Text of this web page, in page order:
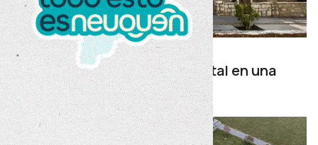
Transitabilidad
Este miércoles habrá corte total en una
Ruta Provincial